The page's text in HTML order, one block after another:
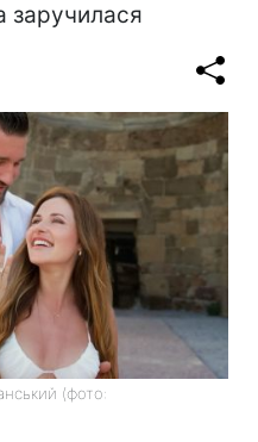
(фото: